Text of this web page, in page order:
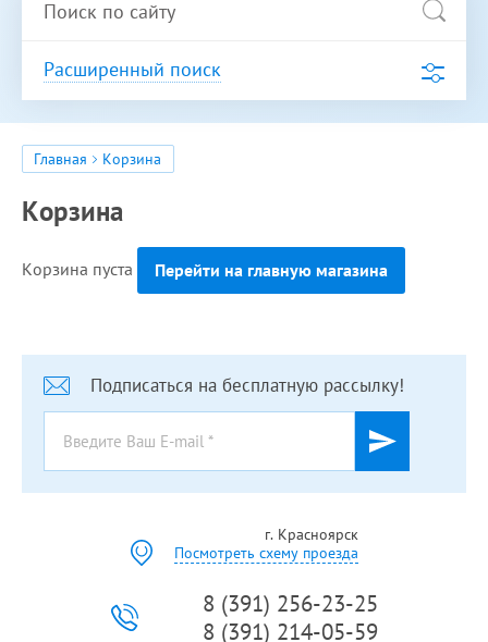
Расширенный поиск
Главная Корзина
Корзина
Корзина пуста Перейти на главную магазина
Подписаться на бесплатную рассылку!
г. Красноярск
Посмотреть схему проезда
8 (391) 256-23-25
8 (391) 214-05-59